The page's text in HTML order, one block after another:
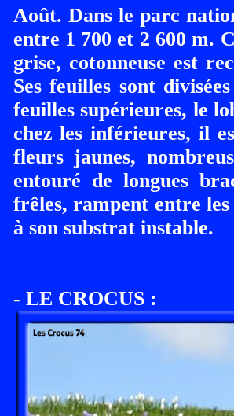
Août. Dans le parc
entre 1 700 et 2 600 m.
grise, cotonneuse est
Ses feuilles sont
feuilles supérieures, le
chez les inférieures, il
fleurs jaunes,
entouré de longues
frêles, rampent entre
à son substrat instable.
- LE CROCUS :